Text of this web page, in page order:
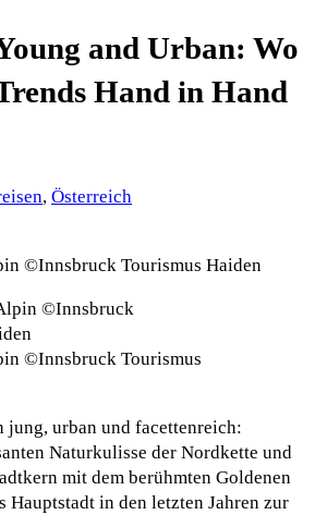
and Urban: Wo
Hand in Hand
, Österreich
©Innsbruck Tourismus Haiden
©Innsbruck Tourismus
jung, urban und facettenreich:
Naturkulisse der Nordkette und
mit dem berühmten Goldenen
Hauptstadt in den letzten Jahren zur